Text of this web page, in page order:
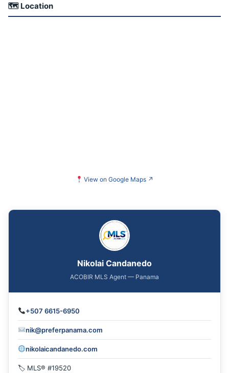
🗺 Location
View on Google Maps ↗
Nikolai Candanedo
ACOBIR MLS Agent — Panama
+507 6615-6950
nik@preferpanama.com
nikolaicandanedo.com
🏷 MLS® #19520